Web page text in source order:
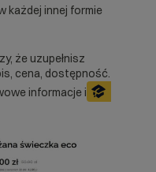
każdej innej formie
że uzupełnisz
cena, dostępność.
informacje i